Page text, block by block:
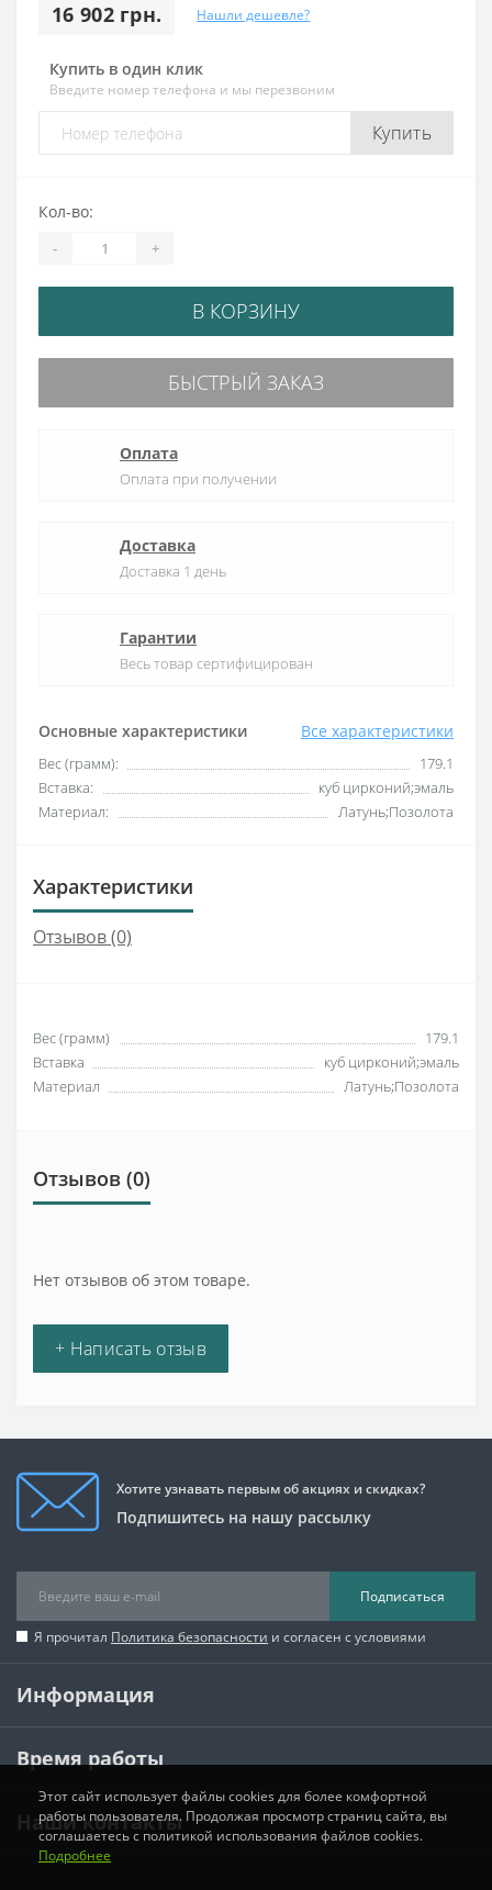
16 902 грн. Нашли дешевле?
Купить в один клик
Введите номер телефона и мы перезвоним
Купить
Основные характеристики Все характеристики
Вес (грамм):
179.1
Вставка:
куб цирконий;эмаль
Материал:
Латунь;Позолота
Кол-во:
- +
В КОРЗИНУ
БЫСТРЫЙ ЗАКАЗ
Оплата
Оплата при получении
Доставка
Доставка 1 день
Гарантии
Весь товар сертифицирован
Характеристики
Отзывов (0)
Вес (грамм)
179.1
Вставка
куб цирконий;эмаль
Материал
Латунь;Позолота
Отзывов (0)
Нет отзывов об этом товаре.
+ Написать отзыв
Хотите узнавать первым об акциях и скидках?
Подпишитесь на нашу рассылку
Подписаться
Я прочитал Политика безопасности и согласен с условиями
Информация
Время работы
Наши контакты
Этот сайт использует файлы cookies для более комфортной
работы пользователя. Продолжая просмотр страниц сайта, вы
соглашаетесь с политикой использования файлов cookies.
Подробнее